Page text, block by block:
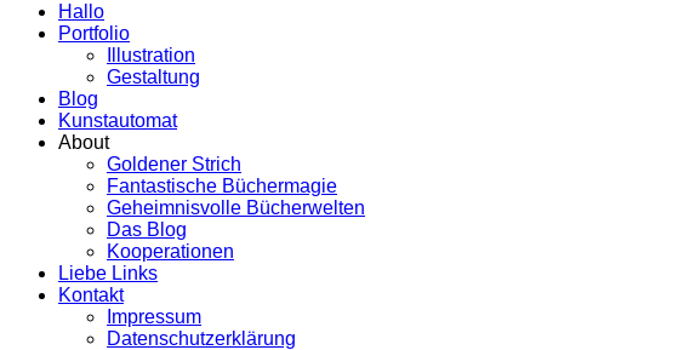
Hallo
Portfolio
Illustration
Gestaltung
Blog
Kunstautomat
About
Goldener Strich
Fantastische Büchermagie
Geheimnisvolle Bücherwelten
Das Blog
Kooperationen
Liebe Links
Kontakt
Impressum
Datenschutzerklärung